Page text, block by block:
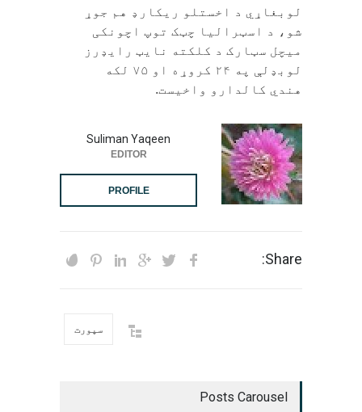
لوبغاړي د اخستلو ريکارډ هم جوړ
شو، د اسټرالیا چټک توپ اچونکی
میچل سټارک د کلکته نایټ رایډرز
لوبډلې په ۲۴ کروړه او ۷۵ لکه
هندي کالدارو واخیست.
Suliman Yaqeen
EDITOR
PROFILE
Share:
سپورت
Posts Carousel